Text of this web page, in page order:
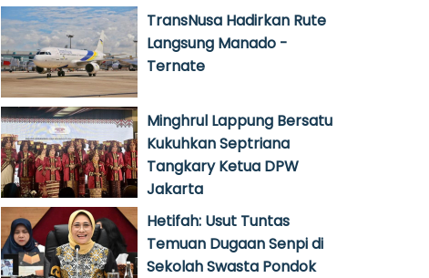
TransNusa Hadirkan Rute
Langsung Manado -
Ternate
Minghrul Lappung Bersatu
Kukuhkan Septriana
Tangkary Ketua DPW
Jakarta
Hetifah: Usut Tuntas
Temuan Dugaan Senpi di
Sekolah Swasta Pondok